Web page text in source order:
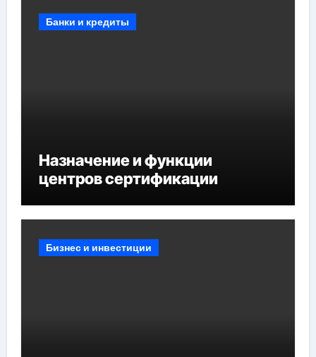
Банки и кредиты
Назначение и функции
центров сертификации
Бизнес и инвестиции